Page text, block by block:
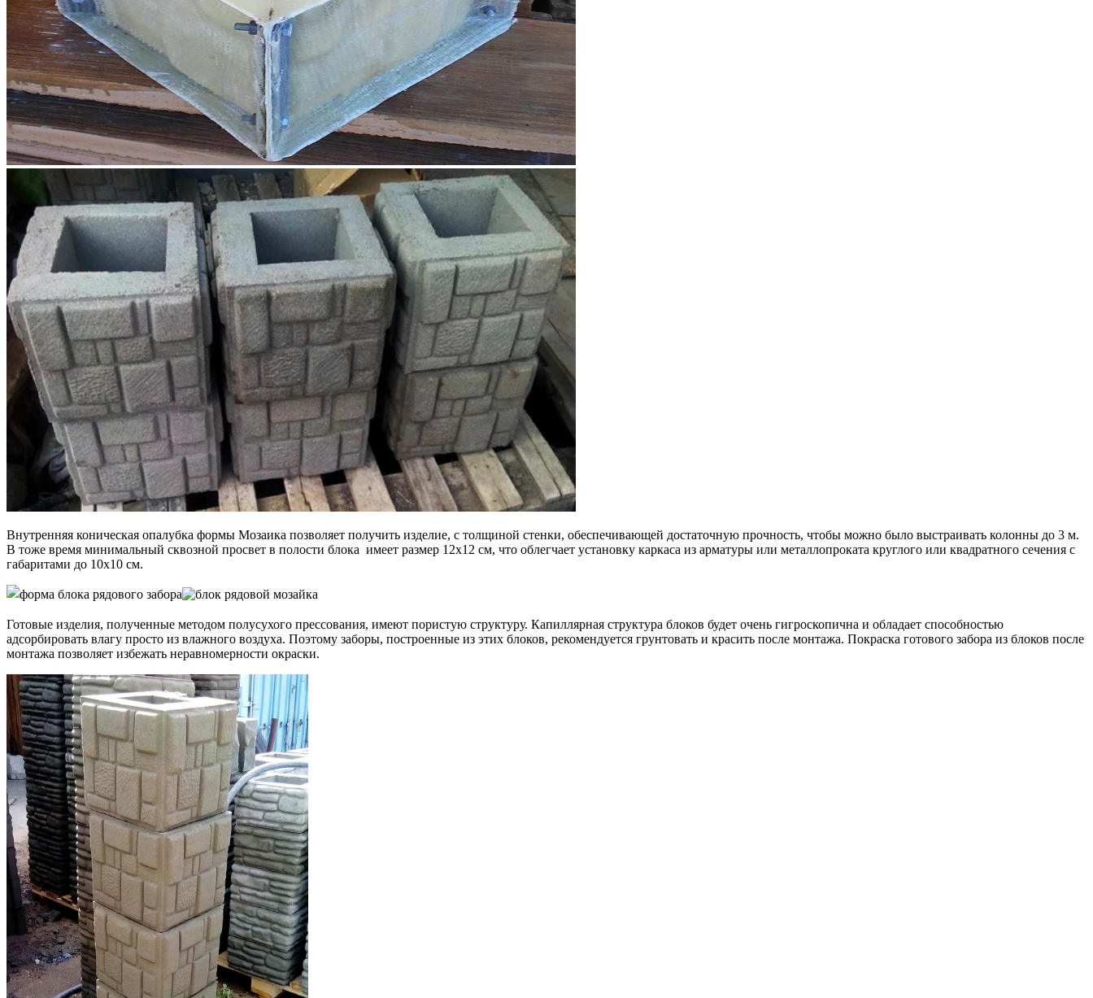
Внутренняя коническая опалубка формы Мозаика позволяет получить изделие, с толщиной стенки, обеспечивающей достаточную прочность, чтобы можно было выстраивать колонны до 3 м.
В тоже время минимальный сквозной просвет в полости блока имеет размер 12х12 см, что облегчает установку каркаса из арматуры или металлопроката круглого или квадратного сечения с
габаритами до 10х10 см.
Готовые изделия, полученные методом полусухого прессования, имеют пористую структуру. Капиллярная структура блоков будет очень гигроскопична и обладает способностью
адсорбировать влагу просто из влажного воздуха. Поэтому заборы, построенные из этих блоков, рекомендуется грунтовать и красить после монтажа. Покраска готового забора из блоков после
монтажа позволяет избежать неравномерности окраски.